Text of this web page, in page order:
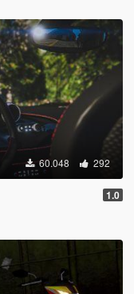
60.048 292
1.0